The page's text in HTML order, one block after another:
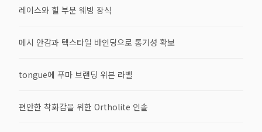
레이스와 힐 부분 웨빙 장식
메시 안감과 텍스타일 바인딩으로 통기성 확보
tongue에 푸마 브랜딩 위븐 라벨
편안한 착화감을 위한 Ortholite 인솔